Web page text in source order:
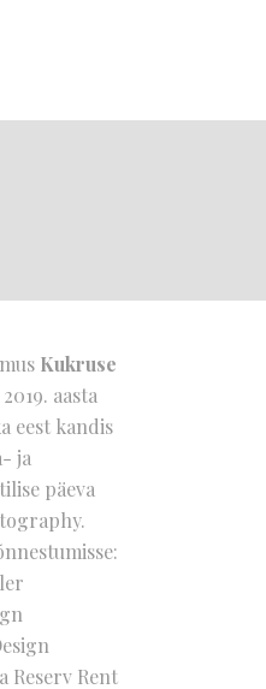
Kukruse
2019. aasta
eest kandis
ja
päeva
Reserv Rent